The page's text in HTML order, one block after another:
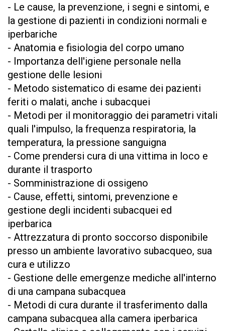
- Le cause, la prevenzione, i segni e sintomi, e
la gestione di pazienti in condizioni normali e
iperbariche
- Anatomia e fisiologia del corpo umano
- Importanza dell'igiene personale nella
gestione delle lesioni
- Metodo sistematico di esame dei pazienti
feriti o malati, anche i subacquei
- Metodi per il monitoraggio dei parametri vitali
quali l'impulso, la frequenza respiratoria, la
temperatura, la pressione sanguigna
- Come prendersi cura di una vittima in loco e
durante il trasporto
- Somministrazione di ossigeno
- Cause, effetti, sintomi, prevenzione e
gestione degli incidenti subacquei ed
iperbarica
- Attrezzatura di pronto soccorso disponibile
presso un ambiente lavorativo subacqueo, sua
cura e utilizzo
- Gestione delle emergenze mediche all'interno
di una campana subacquea
- Metodi di cura durante il trasferimento dalla
campana subacquea alla camera iperbarica